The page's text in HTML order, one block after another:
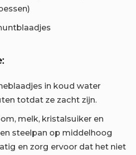
in koud water
totdat ze zacht zijn.
melk, kristalsuiker en
steelpan op middelhoog
en zorg ervoor dat het niet